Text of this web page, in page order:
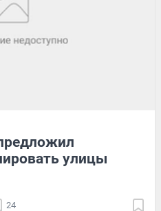
улицы
24